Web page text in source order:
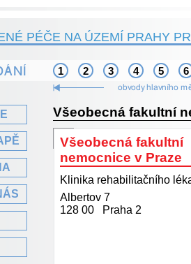
PÉČE NA ÚZEMÍ PRAHY
1 2 3 4 5 6
Všeobecná fakultní
Všeobecná fakultní
nemocnice v Praze
Klinika rehabilitačního
Albertov 7
128 00 Praha 2